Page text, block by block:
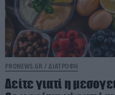
PRONEWS.GR / ΔΙΑΤΡΟΦΗ
Δείτε γιατί η